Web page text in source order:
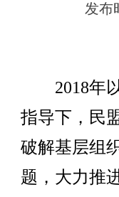
发布
2018年以
指导下，民
破解基层组
题，大力推